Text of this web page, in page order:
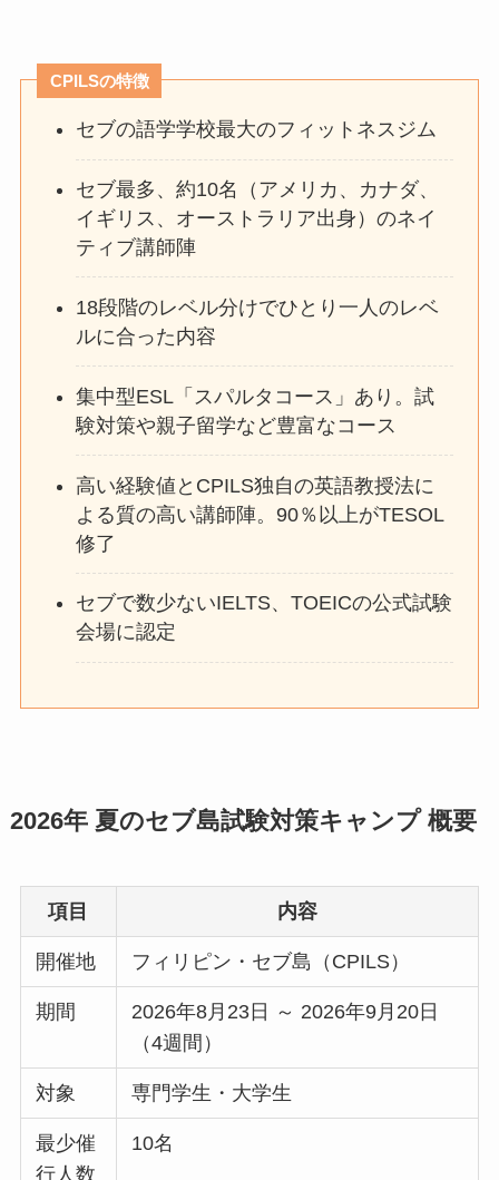
CPILSの特徴
セブの語学学校最大のフィットネスジム
セブ最多、約10名（アメリカ、カナダ、
イギリス、オーストラリア出身）のネイ
ティブ講師陣
18段階のレベル分けでひとり一人のレベ
ルに合った内容
集中型ESL「スパルタコース」あり。試
験対策や親子留学など豊富なコース
高い経験値とCPILS独自の英語教授法に
よる質の高い講師陣。90％以上がTESOL
修了
セブで数少ないIELTS、TOEICの公式試験
会場に認定
2026年 夏のセブ島試験対策キャンプ 概要
項目 内容
開催地 フィリピン・セブ島（CPILS）
期間
2026年8月23日 ～ 2026年9月20日
（4週間）
対象 専門学生・大学生
最少催
行人数
10名